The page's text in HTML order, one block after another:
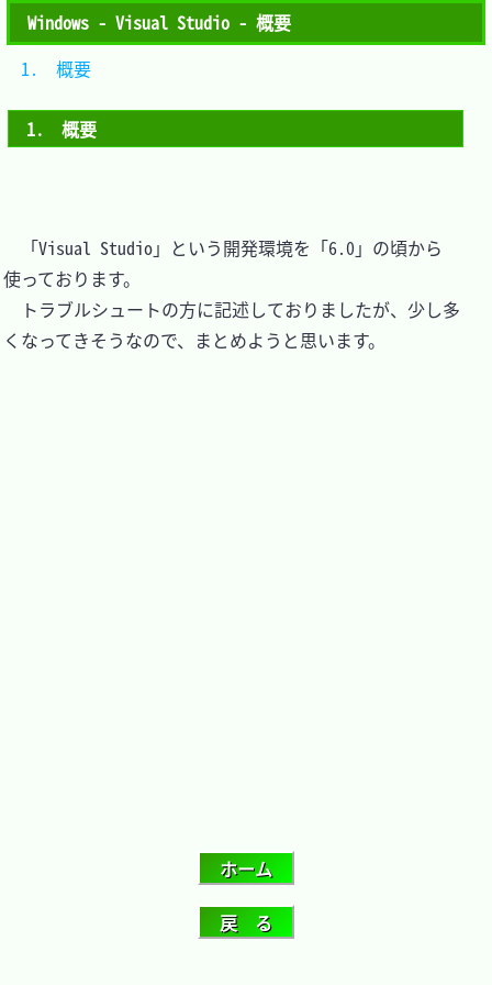
Windows - Visual Studio - 概要
1.　概要
「Visual Studio」という開発環境を「6.0」の頃から
使っております。
トラブルシュートの方に記述しておりましたが、少し多
くなってきそうなので、まとめようと思います。